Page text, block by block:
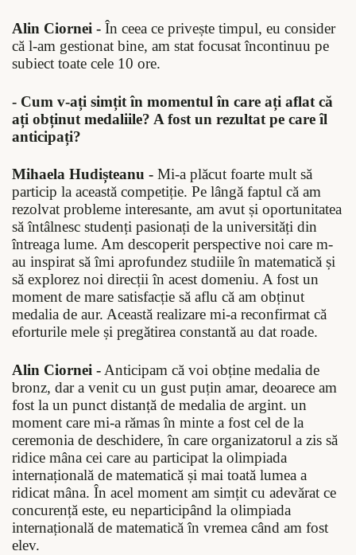
Alin Ciornei - În ceea ce privește timpul, eu consider
că l-am gestionat bine, am stat focusat încontinuu pe
subiect toate cele 10 ore.
- Cum v-ați simțit în momentul în care ați aflat că
ați obținut medaliile? A fost un rezultat pe care îl
anticipați?
Mihaela Hudișteanu - Mi-a plăcut foarte mult să
particip la această competiție. Pe lângă faptul că am
rezolvat probleme interesante, am avut și oportunitatea
să întâlnesc studenți pasionați de la universități din
întreaga lume. Am descoperit perspective noi care m-
au inspirat să îmi aprofundez studiile în matematică și
să explorez noi direcții în acest domeniu. A fost un
moment de mare satisfacție să aflu că am obținut
medalia de aur. Această realizare mi-a reconfirmat că
eforturile mele și pregătirea constantă au dat roade.
Alin Ciornei - Anticipam că voi obține medalia de
bronz, dar a venit cu un gust puțin amar, deoarece am
fost la un punct distanță de medalia de argint. un
moment care mi-a rămas în minte a fost cel de la
ceremonia de deschidere, în care organizatorul a zis să
ridice mâna cei care au participat la olimpiada
internațională de matematică și mai toată lumea a
ridicat mâna. În acel moment am simțit cu adevărat ce
concurență este, eu neparticipând la olimpiada
internațională de matematică în vremea când am fost
elev.